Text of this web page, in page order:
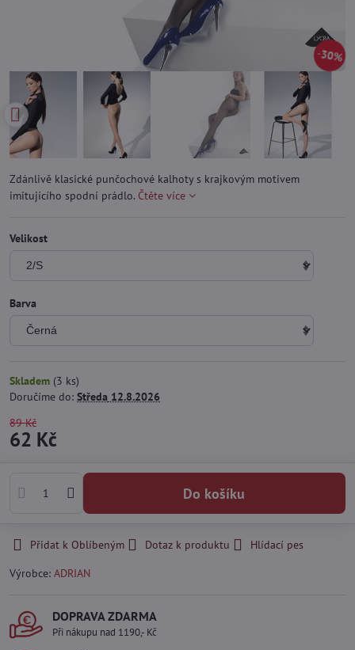
30%
Zdánlivě klasické punčochové kalhoty s krajkovým motivem
imitujícího spodní prádlo. Čtěte více
Velikost
Barva
Skladem (3 ks)
Doručíme do: Středa 12.8.2026
89 Kč
62 Kč
Do košíku
Přidat k Oblíbeným Dotaz k produktu
Hlídací pes
Výrobce: ADRIAN
DOPRAVA ZDARMA
Při nákupu nad 1190,- Kč